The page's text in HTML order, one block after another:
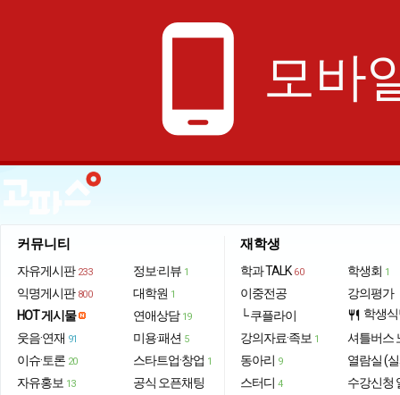
phone_android 모바
커뮤니티
자유게시판 233
익명게시판 800
HOT 게시물
웃음·연재 91
이슈·토론 20
자유홍보 13
정보·리뷰 1
대학원 1
연애상담 19
미용·패션 5
스타트업·창업 1
공식 오픈채팅
재학생
학과 TALK 60
이중전공
└ 쿠플라이
강의자료·족보 1
동아리 9
스터디 4
학생회 1
강의평가
restaurant 학생
셔틀버스
열람실 (
수강신청